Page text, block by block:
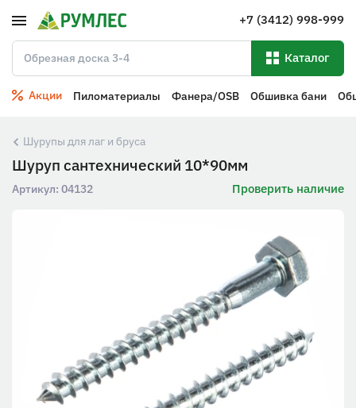
+7 (3412) 998-999
Каталог
Акции Пиломатериалы Фанера/OSB Обшивка бани
Шурупы для лаг и бруса
Шуруп сантехнический 10*90мм
Артикул: 04132 Проверить наличие